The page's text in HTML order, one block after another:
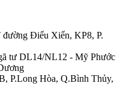
Điểu Xiển, KP8, P.
tư DL14/NL12 - Mỹ Phước
P.Long Hòa, Q.Bình Thủy,